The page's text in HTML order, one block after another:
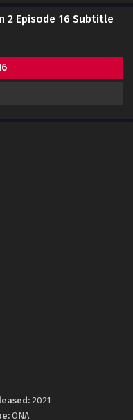
2 Episode 16 Subtitle
2021
ONA